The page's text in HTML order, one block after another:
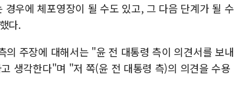
우에 체포영장이 될 수도 있고, 그 다음 단계가 될 수
다.
주장에 대해서는 "윤 전 대통령 측이 의견서를 보내
생각한다"며 "저 쪽(윤 전 대통령 측)의 의견을 수용